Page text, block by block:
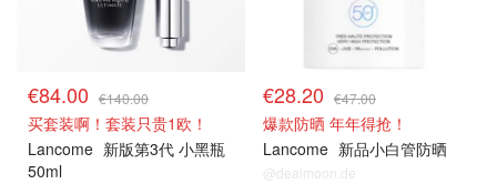
€84.00 €140.00
买套装啊！套装只贵1欧！
Lancome 新版第3代 小黑瓶
50ml
€28.20 €47.00
爆款防晒 年年得抢！
Lancome 新品小白管防晒
@dealmoon.de